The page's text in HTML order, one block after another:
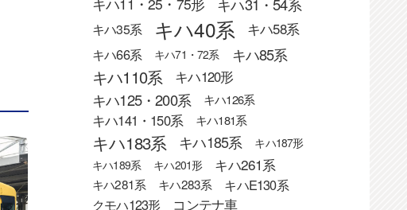
キハ35系 キハ40系
キハ58系
キハ66系
キハ71・72系 キハ85系
キハ110系 キハ120形
キハ125・200系 キハ126系
キハ141・150系 キハ181系
キハ183系 キハ185系
キハ187形
キハ189系
キハ201形 キハ261系
キハ281系 キハ283系
キハE130系
クモハ123形
コンテナ車